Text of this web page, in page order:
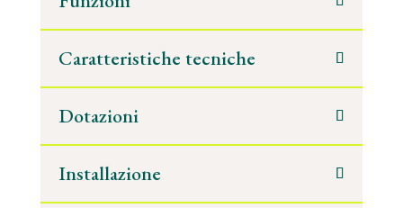
Caratteristiche tecniche
Dotazioni
Installazione